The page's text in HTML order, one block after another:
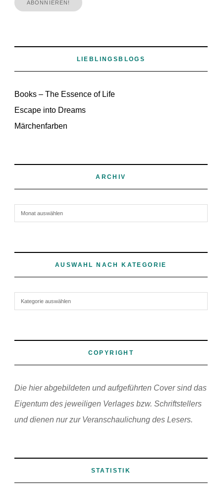
LIEBLINGSBLOGS
Books – The Essence of Life
Escape into Dreams
Märchenfarben
ARCHIV
AUSWAHL NACH KATEGORIE
COPYRIGHT
Die hier abgebildeten und aufgeführten Cover sind das
Eigentum des jeweiligen Verlages bzw. Schriftstellers
und dienen nur zur Veranschaulichung des Lesers.
STATISTIK